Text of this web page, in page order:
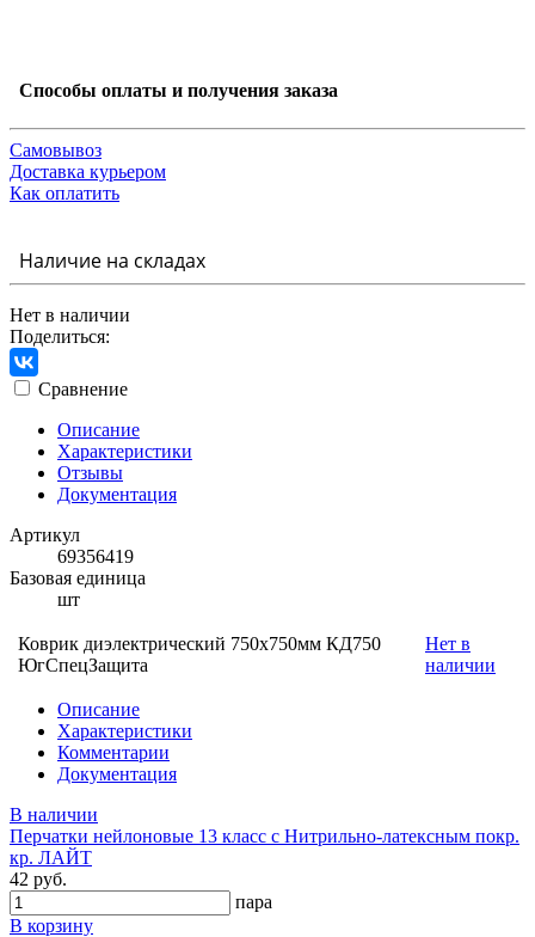
Способы оплаты и получения заказа
Самовывоз
Доставка курьером
Как оплатить
Наличие на складах
Нет в наличии
Поделиться:
Сравнение
Описание
Характеристики
Отзывы
Документация
Артикул
69356419
Базовая единица
шт
Коврик диэлектрический 750х750мм КД750
ЮгСпецЗащита
Нет в
наличии
Описание
Характеристики
Комментарии
Документация
В наличии
Перчатки нейлоновые 13 класс с Нитрильно-латексным покр.
кр. ЛАЙТ
42 руб.
пара
В корзину